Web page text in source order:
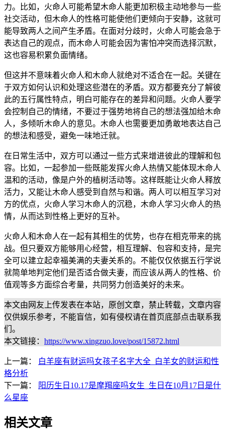
力。比如，火命人可能希望木命人能更加积极主动地参与一些
社交活动，但木命人的性格可能使他们更倾向于安静，这就可
能导致两人之间产生矛盾。在面对分歧时，火命人可能会急于
表达自己的观点，而木命人可能会因为害怕冲突而选择沉默，
这也容易积累负面情绪。
但这并不意味着火命人和木命人就绝对不适合在一起。关键在
于双方如何认识和处理这些潜在的矛盾。双方都要充分了解彼
此的五行属性特点，明白可能存在的差异和问题。火命人要学
会控制自己的情绪，不要过于强势地将自己的想法强加给木命
人，多倾听木命人的意见。木命人也需要更加勇敢地表达自己
的想法和感受，避免一味地迁就。
在日常生活中，双方可以通过一些方式来增进彼此的理解和包
容。比如，一起参加一些既能发挥火命人热情又能体现木命人
温和的活动，像是户外的植树活动等。这样既能让火命人释放
活力，又能让木命人感受到自然与和谐。两人可以相互学习对
方的优点，火命人学习木命人的沉稳，木命人学习火命人的热
情，从而达到性格上更好的互补。
火命人和木命人在一起有其相生的优势，也存在相克带来的挑
战。但只要双方能够用心经营，相互理解、包容和支持，是完
全可以建立起幸福美满的夫妻关系的。不能仅仅依据五行学说
就简单地判定他们是否适合做夫妻，而应该从两人的性格、价
值观等多方面综合考量，共同努力创造美好的未来。
本文由网友上传发表在本站，原创文章，禁止转载，文章内容
仅供娱乐参考，不能盲信，如有侵权请在首页底部点击联系我
们。
本文链接： https://www.xingzuo.love/post/15872.html
上一篇：
白羊座有财运吗女孩子名字大全_白羊女的财运和性
格分析
下一篇：
阳历生日10.17是摩羯座吗女生_生日在10月17日是什
么星座
相关文章